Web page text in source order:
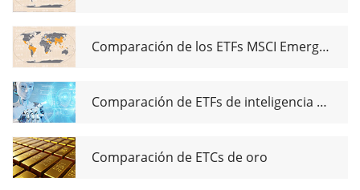
Comparación de los ETFs MSCI Emerging Markets
Comparación de ETFs de inteligencia artificial
Comparación de ETCs de oro